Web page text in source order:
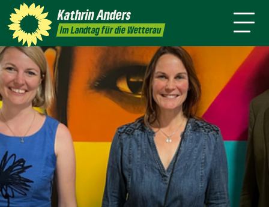
KathrinAnders
Im Landtag für die Wetterau
Kontakt
mich